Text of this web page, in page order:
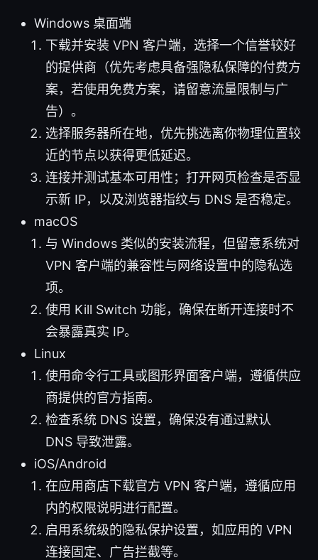
Windows 桌面端
下载并安装 VPN 客户端，选择一个信誉较好
的提供商（优先考虑具备强隐私保障的付费方
案，若使用免费方案，请留意流量限制与广
告）。
选择服务器所在地，优先挑选离你物理位置较
近的节点以获得更低延迟。
连接并测试基本可用性；打开网页检查是否显
示新 IP，以及浏览器指纹与 DNS 是否稳定。
macOS
与 Windows 类似的安装流程，但留意系统对
VPN 客户端的兼容性与网络设置中的隐私选
项。
使用 Kill Switch 功能，确保在断开连接时不
会暴露真实 IP。
Linux
使用命令行工具或图形界面客户端，遵循供应
商提供的官方指南。
检查系统 DNS 设置，确保没有通过默认
DNS 导致泄露。
iOS/Android
在应用商店下载官方 VPN 客户端，遵循应用
内的权限说明进行配置。
启用系统级的隐私保护设置，如应用的 VPN
连接固定、广告拦截等。